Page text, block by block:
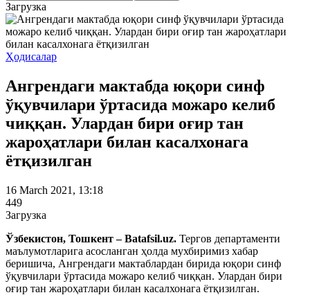
Загрузка
Ҳодисалар
Ангрендаги мактабда юқори синф
ўқувчилари ўртасида можаро келиб
чиққан. Улардан бири оғир тан
жароҳатлари билан касалхонага
ётқизилган
16 March 2021, 13:18
449
Загрузка
Ўзбекистон, Тошкент – Batafsil.uz. Тергов департаменти
маълумотларига асосланган ҳолда мухбиримиз хабар
беришича, Ангрендаги мактаблардан бирида юқори синф
ўқувчилари ўртасида можаро келиб чиққан. Улардан бири
оғир тан жароҳатлари билан касалхонага ётқизилган.